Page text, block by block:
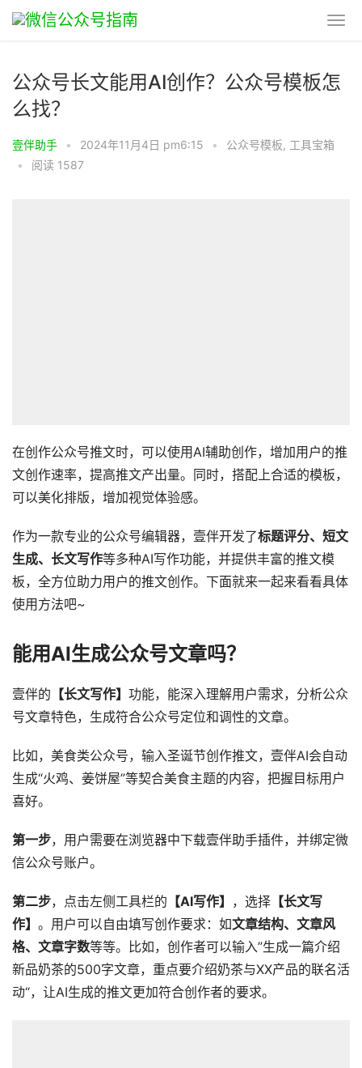
公众号长文能用AI创作？公众号模板怎
么找？
壹伴助手 • 2024年11月4日 pm6:15 • 公众号模板, 工具宝箱
•
阅读 1587
在创作公众号推文时，可以使用AI辅助创作，增加用户的推
文创作速率，提高推文产出量。同时，搭配上合适的模板，
可以美化排版，增加视觉体验感。
作为一款专业的公众号编辑器，壹伴开发了标题评分、短文
生成、长文写作等多种AI写作功能，并提供丰富的推文模
板，全方位助力用户的推文创作。下面就来一起来看看具体
使用方法吧~
能用AI生成公众号文章吗？
壹伴的 【长文写作】 功能，能深入理解用户需求，分析公众
号文章特色，生成符合公众号定位和调性的文章。
比如，美食类公众号，输入圣诞节创作推文，壹伴AI会自动
生成“火鸡、姜饼屋”等契合美食主题的内容，把握目标用户
喜好。
第一步，用户需要在浏览器中下载壹伴助手插件，并绑定微
信公众号账户。
第二步，点击左侧工具栏的 【AI写作】 ，选择 【长文写
作】 。用户可以自由填写创作要求：如文章结构、文章风
格、文章字数等等。比如，创作者可以输入”生成一篇介绍
新品奶茶的500字文章，重点要介绍奶茶与XX产品的联名活
动“，让AI生成的推文更加符合创作者的要求。